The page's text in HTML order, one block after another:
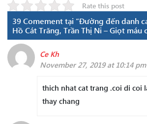
Rate this post
39 Comement tại “Đường đến danh
Hồ Cát Trăng, Trần Thị Ni – Giọt máu
Ce Kh
November 27, 2019 at 10:14 pm
thich nhat cat trang .coi di coi
thay chang